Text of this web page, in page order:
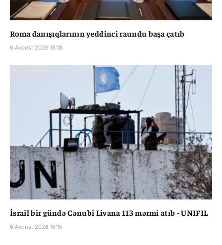
Roma danışıqlarının yeddinci raundu başa çatıb
6 Avqust 2026 18:18
İsrail bir gündə Cənubi Livana 113 mərmi atıb - UNIFIL
6 Avqust 2026 18:15